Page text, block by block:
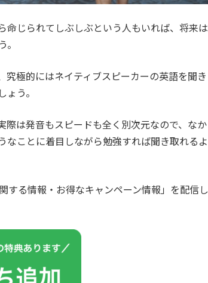
命じられてしぶしぶという人もいれば、将来は
極的にはネイティブスピーカーの英語を聞き
う。
際は発音もスピードも全く別次元なので、なか
ことに着目しながら勉強すれば聞き取れるよ
する情報・お得なキャンペーン情報」を配信し